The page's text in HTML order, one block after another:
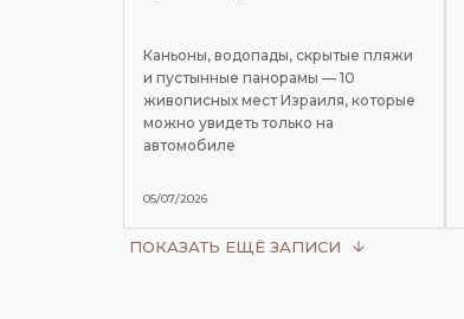
Каньоны, водопады, скрытые пляжи
и пустынные панорамы — 10
живописных мест Израиля, которые
можно увидеть только на
автомобиле
05/07/2026
ПОКАЗАТЬ ЕЩЁ ЗАПИСИ